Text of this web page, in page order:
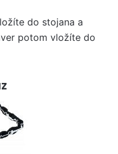
do stojana a
potom vložíte do